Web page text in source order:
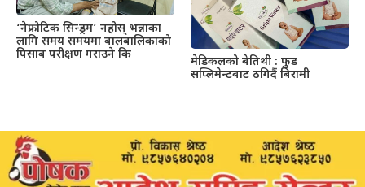
‘नेफ्रोटिक सिन्ड्रम’ नहोस् भन्नाका
लागि समय समयमा बालबालिकाको
पिसाब परीक्षण गराउने कि
मेडिकलको बेतिथी : फुड
सप्लिमेन्टबाट ठगिदैं बिरामी